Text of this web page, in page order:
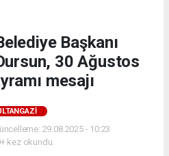
Başkanı
30 Ağustos
mesajı
29.08.2025 - 10:23
kez okundu.